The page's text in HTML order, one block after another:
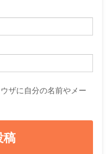
ザに自分の名前やメー